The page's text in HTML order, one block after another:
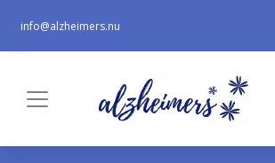
info@alzheimers.nu